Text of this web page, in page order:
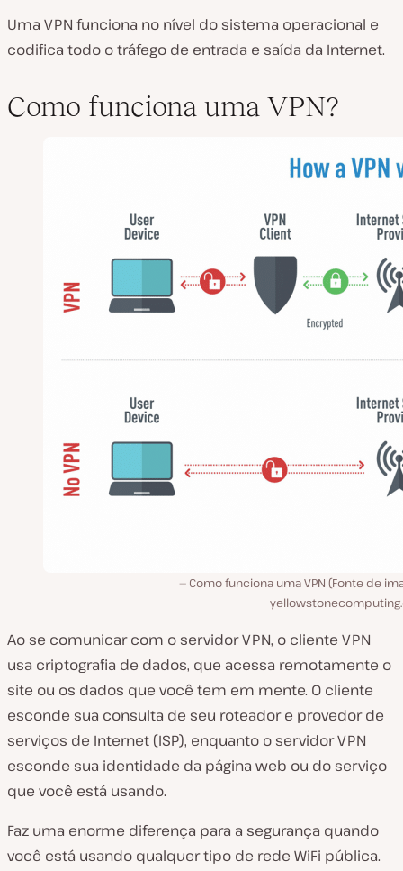
Uma VPN funciona no nível do sistema operacional e
codifica todo o tráfego de entrada e saída da Internet.
Como funciona uma VPN?
Como funciona uma VPN (Fonte de
Ao se comunicar com o servidor VPN, o cliente VPN
usa criptografia de dados, que acessa remotamente o
site ou os dados que você tem em mente. O cliente
esconde sua consulta de seu roteador e provedor de
serviços de Internet (ISP), enquanto o servidor VPN
esconde sua identidade da página web ou do serviço
que você está usando.
Faz uma enorme diferença para a segurança quando
você está usando qualquer tipo de rede WiFi pública.